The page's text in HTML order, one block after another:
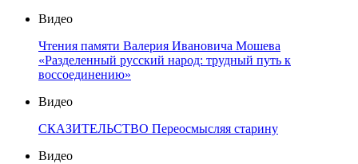
Видео
Чтения памяти Валерия Ивановича Мошева
«Разделенный русский народ: трудный путь к
воссоединению»
Видео
СКАЗИТЕЛЬСТВО Переосмысляя старину
Видео